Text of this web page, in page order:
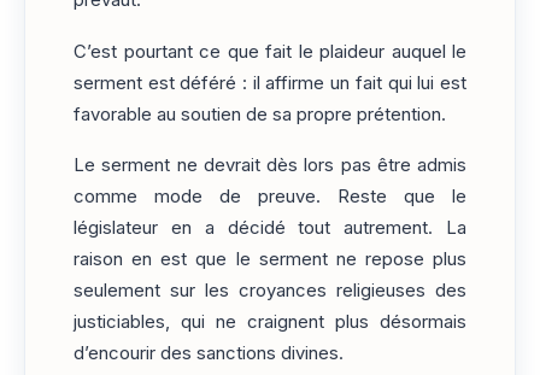
C’est pourtant ce que fait le plaideur auquel le
serment est déféré : il affirme un fait qui lui est
favorable au soutien de sa propre prétention.
Le serment ne devrait dès lors pas être admis
comme mode de preuve. Reste que le
législateur en a décidé tout autrement. La
raison en est que le serment ne repose plus
seulement sur les croyances religieuses des
justiciables, qui ne craignent plus désormais
d’encourir des sanctions divines.